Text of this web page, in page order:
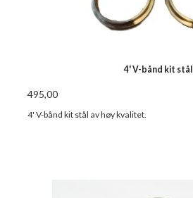
4' V-bånd kit stål
495,00
4' V-bånd kit stål av høy kvalitet.